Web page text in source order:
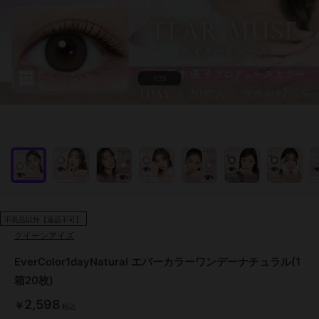
不良品以外【返品不可】
クイーンアイズ
EverColor1dayNatural エバーカラーワンデーナチュラル(1
箱20枚)
￥ 2,598 税込